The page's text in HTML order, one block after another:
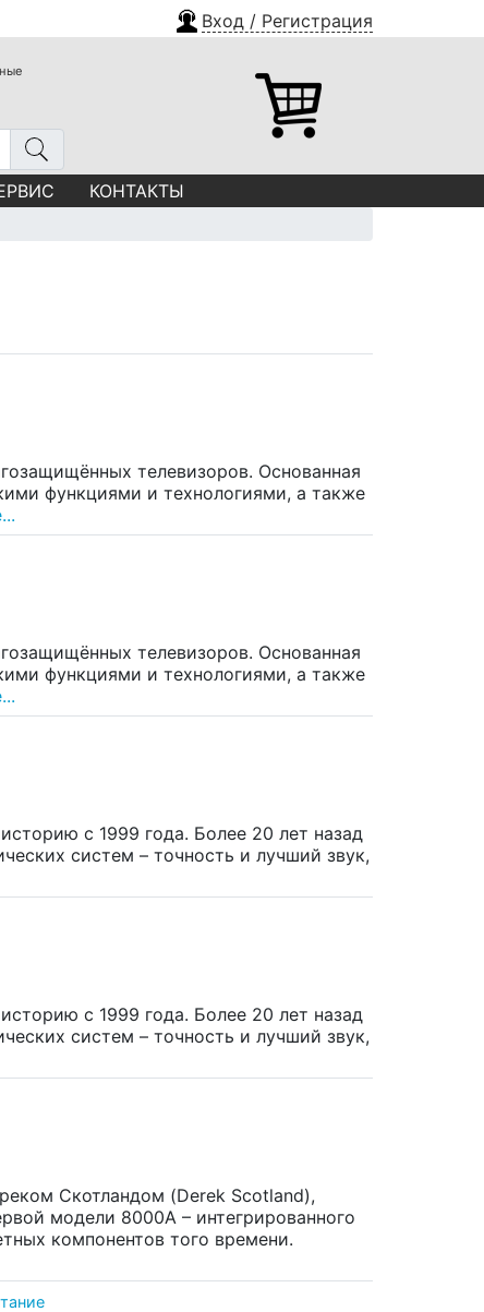
Вход / Регистрация
КОНТАКТЫ
телевизоров. Основанная
функциями и технологиями, а также
телевизоров. Основанная
функциями и технологиями, а также
с 1999 года. Более 20 лет назад
систем – точность и лучший звук,
с 1999 года. Более 20 лет назад
систем – точность и лучший звук,
Скотландом (Derek Scotland),
модели 8000A – интегрированного
компонентов того времени.